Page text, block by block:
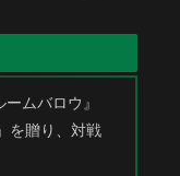
ムバロウ』
を贈り、対戦